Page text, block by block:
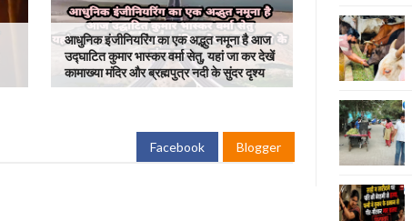
आधुनिक इंजीनियरिंग का एक अद्भुत नमूना है आज
उद्घाटित कुमार भास्कर वर्मा सेतु, यहां जा कर देखें
कामाख्या मंदिर और ब्रह्मपुत्र नदी के सुंदर दृश्य
Facebook Blogger